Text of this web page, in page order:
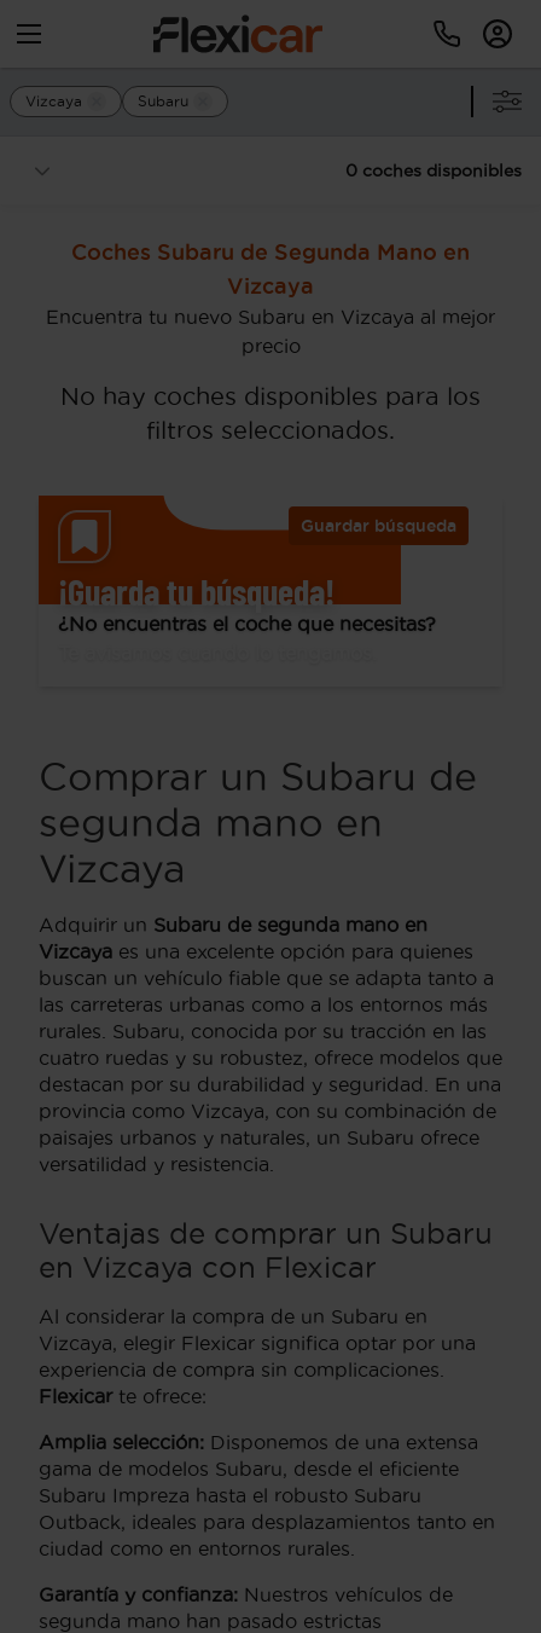
Vizcaya Subaru
0 coches disponibles
Coches Subaru de Segunda Mano en
Vizcaya
Encuentra tu nuevo Subaru en Vizcaya al mejor
precio
No hay coches disponibles para los
filtros seleccionados.
Guardar búsqueda
¡Guarda tu búsqueda!
¿No encuentras el coche que necesitas?
Comprar un Subaru de
segunda mano en
Vizcaya
Adquirir un Subaru de segunda mano en
Vizcaya es una excelente opción para quienes
buscan un vehículo fiable que se adapta tanto a
las carreteras urbanas como a los entornos más
rurales. Subaru, conocida por su tracción en las
cuatro ruedas y su robustez, ofrece modelos que
destacan por su durabilidad y seguridad. En una
provincia como Vizcaya, con su combinación de
paisajes urbanos y naturales, un Subaru ofrece
versatilidad y resistencia.
Ventajas de comprar un Subaru
en Vizcaya con Flexicar
Al considerar la compra de un Subaru en
Vizcaya, elegir Flexicar significa optar por una
experiencia de compra sin complicaciones.
Flexicarte ofrece:
Amplia selección: Disponemos de una extensa
gama de modelos Subaru, desde el eficiente
Subaru Impreza hasta el robusto Subaru
Outback, ideales para desplazamientos tanto en
ciudad como en entornos rurales.
Garantía y confianza: Nuestros vehículos de
segunda mano han pasado estrictas